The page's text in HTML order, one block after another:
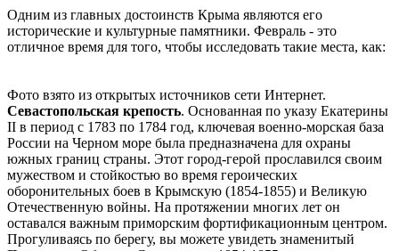
Одним из главных достоинств Крыма являются его
исторические и культурные памятники. Февраль - это
отличное время для того, чтобы исследовать такие места, как:
Фото взято из открытых источников сети Интернет.
Севастопольская крепость. Основанная по указу Екатерины
II в период с 1783 по 1784 год, ключевая военно-морская база
России на Черном море была предназначена для охраны
южных границ страны. Этот город-герой прославился своим
мужеством и стойкостью во время героических
оборонительных боев в Крымскую (1854-1855) и Великую
Отечественную войны. На протяжении многих лет он
оставался важным приморским фортификационным центром.
Прогуливаясь по берегу, вы можете увидеть знаменитый